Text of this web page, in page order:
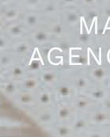
UNE